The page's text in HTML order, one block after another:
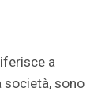
a
società, sono